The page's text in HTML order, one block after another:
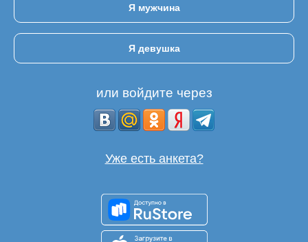
Я мужчина
Я девушка
или войдите через
Уже есть анкета?